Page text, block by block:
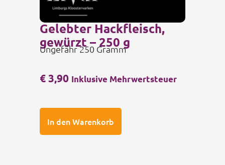
€3,90 Inklusive Mehrwertsteuer
In den Warenkorb
Gelebter Hackfleisch,
gewürzt – 250 g
Ungefähr 250 Gramm